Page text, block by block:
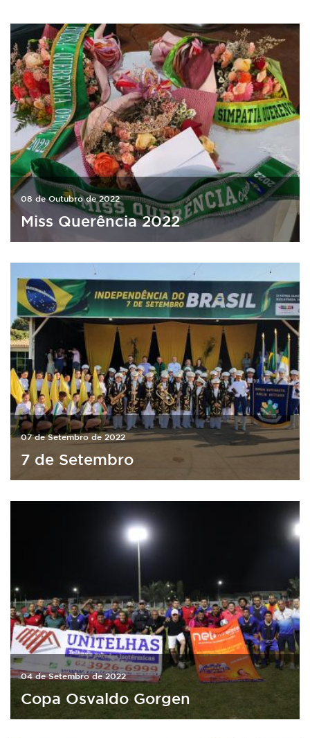
08 de Outubro de 2022
Miss Querência 2022
07 de Setembro de 2022
7 de Setembro
04 de Setembro de 2022
Copa Osvaldo Gorgen